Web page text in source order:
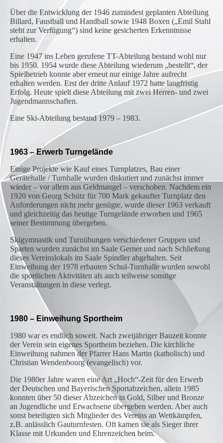
Über die Entwicklung der 1946 zumindest geplanten Abteilung
Billard, Faustball und Handball sowie 1948 Boxen („Emil Stahl
steht zur Verfügung“) sind keine gesicherten Erkenntnisse
erhalten.
Eine 1947 ins Leben gerufene TT-Abteilung bestand wohl nur
bis 1950. 1954 wurde diese Abteilung wiederum „bestellt“, der
Spielbetrieb konnte aber erneut nur einige Jahre aufrecht
erhalten werden. Erst der dritte Anlauf 1972 hatte langfristig
Erfolg. Heute spielt diese Abteilung mit zwei Herren- und zwei
Jugendmannschaften.
Eine Ski-Abteilung bestand 1979 – 1983.
1963 – Erwerb Turngelände
Einige Projekte wie Kauf eines Turnplatzes, Bau einer
Gerätehalle / Turnhalle wurden diskutiert und zunächst immer
wieder – vor allem aus Geldmangel – verschoben. Nachdem ein
1920 von Georg Schütz für 700 Mark gekaufter Turnplatz den
Anforderungen nicht mehr genügte, wurde dieser 1963 verkauft
und gleichzeitig das heutige Turngelände erworben und 1965
seiner Bestimmung übergeben.
Skigymnastik und Turnübungen verschiedener Gruppen und
Sparten wurden zunächst im Saale Gerner und nach Schließung
dieses Vereinslokals im Saale Spindler abgehalten. Seit
Einweihung der 1978 erbauten Schul-Turnhalle wurden sowohl
die sportlichen Aktivitäten als auch teilweise sonstige
Veranstaltungen in diese verlegt.
1980 – Einweihung Sportheim
1980 war es endlich soweit. Nach zweijähriger Bauzeit konnte
der Verein sein eigenes Sportheim beziehen. Die kirchliche
Einweihung nahmen der Pfarrer Hans Martin (katholisch) und
Christian Wendenbourg (evangelisch) vor.
Die 1980er Jahre waren eine Art „Hoch“-Zeit für den Erwerb
der Deutschen und Bayerischen Sportabzeichen, allein 1985
konnten über 50 dieser Abzeichen in Gold, Silber und Bronze
an Jugendliche und Erwachsene übergeben werden. Aber auch
sonst beteiligten sich Mitglieder des Vereins an Wettkämpfen,
z.B. anlässlich Gauturnfesten. Oft kamen sie als Sieger ihrer
Klasse mit Urkunden und Ehrenzeichen heim.